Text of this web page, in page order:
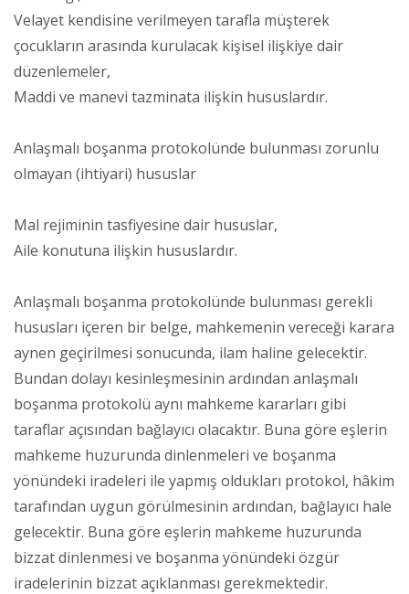
Velayet kendisine verilmeyen tarafla müşterek
çocukların arasında kurulacak kişisel ilişkiye dair
düzenlemeler,
Maddi ve manevi tazminata ilişkin hususlardır.
Anlaşmalı boşanma protokolünde bulunması zorunlu
olmayan (ihtiyari) hususlar
Mal rejiminin tasfiyesine dair hususlar,
Aile konutuna ilişkin hususlardır.
Anlaşmalı boşanma protokolünde bulunması gerekli
hususları içeren bir belge, mahkemenin vereceği karara
aynen geçirilmesi sonucunda, ilam haline gelecektir.
Bundan dolayı kesinleşmesinin ardından anlaşmalı
boşanma protokolü aynı mahkeme kararları gibi
taraflar açısından bağlayıcı olacaktır. Buna göre eşlerin
mahkeme huzurunda dinlenmeleri ve boşanma
yönündeki iradeleri ile yapmış oldukları protokol, hâkim
tarafından uygun görülmesinin ardından, bağlayıcı hale
gelecektir. Buna göre eşlerin mahkeme huzurunda
bizzat dinlenmesi ve boşanma yönündeki özgür
iradelerinin bizzat açıklanması gerekmektedir.